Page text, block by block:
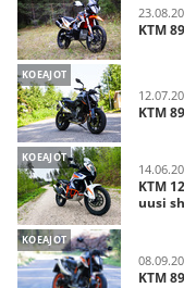
KTM
KOEAJOT
KTM
KOEAJOT
KTM
uusi
KOEAJOT
KTM